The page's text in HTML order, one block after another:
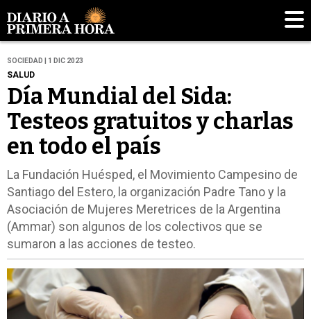
SOCIEDAD | 1 DIC 2023
SALUD
Día Mundial del Sida:
Testeos gratuitos y charlas
en todo el país
La Fundación Huésped, el Movimiento Campesino de
Santiago del Estero, la organización Padre Tano y la
Asociación de Mujeres Meretrices de la Argentina
(Ammar) son algunos de los colectivos que se
sumaron a las acciones de testeo.